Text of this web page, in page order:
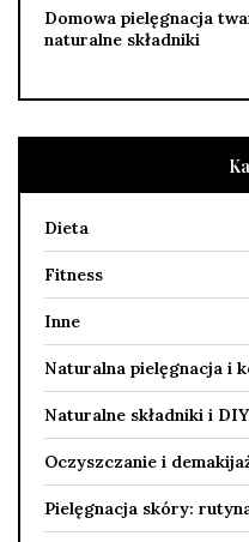
Domowa pielęgnacja
naturalne składniki
Dieta
Fitness
Inne
Naturalna pielęgnacja i
Naturalne składniki i DIY
Oczyszczanie i
Pielęgnacja skóry: